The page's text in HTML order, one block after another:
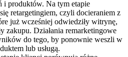
i produktów. Na tym etapie
retargetingiem, czyli docieraniem z
już wcześniej odwiedziły witrynę,
zakupu. Działania remarketingowe
do tego, by ponownie weszli w
lub usługą.